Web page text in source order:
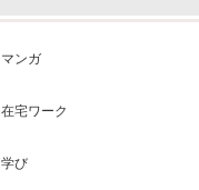
マンガ
在宅ワーク
学び